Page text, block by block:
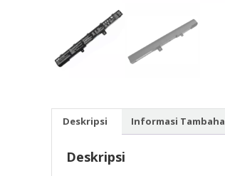
Deskripsi Informasi
Deskripsi